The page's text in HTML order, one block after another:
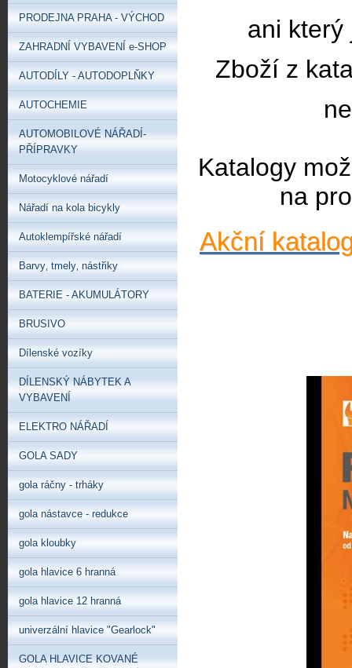
ani který
Zboží z
Katalogy
na
Akční
PRODEJNA PRAHA - VÝCHOD
ZAHRADNÍ VYBAVENÍ e-SHOP
AUTODÍLY - AUTODOPLŇKY
AUTOCHEMIE
AUTOMOBILOVÉ NÁŘADÍ-
PŘÍPRAVKY
Motocyklové nářadí
Nářadí na kola bicykly
Autoklempířské nářadí
Barvy‚ tmely‚ nástřiky
BATERIE - AKUMULÁTORY
BRUSIVO
Dílenské vozíky
DÍLENSKÝ NÁBYTEK A
VYBAVENÍ
ELEKTRO NÁŘADÍ
GOLA SADY
gola ráčny - trháky
gola nástavce - redukce
gola kloubky
gola hlavice 6 hranná
gola hlavice 12 hranná
univerzální hlavice "Gearlock"
GOLA HLAVICE KOVANÉ